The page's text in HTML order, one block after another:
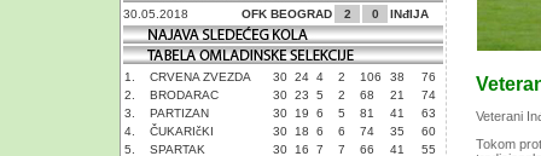
30.05.2018 OFK BEOGRAD 2 0 INđIJA
1. CRVENA ZVEZDA 30 24 4 2 106 38
76
2.
BRODARAC 30 23 5 2 68 21
74
3.
PARTIZAN 30 19 6 5 81 41
63
4.
ČUKARIčKI 30 18 6 6 74 35
60
5.
SPARTAK 30 16 7 7 66 41
55
Veterani
Tokom